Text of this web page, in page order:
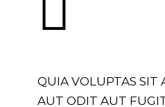
QUIA VOLUPTAS SIT
AUT ODIT AUT